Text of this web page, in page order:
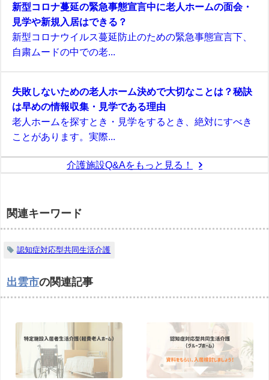
新型コロナ蔓延の緊急事態宣言中に老人ホームの面会・
見学や新規入居はできる？
新型コロナウイルス蔓延防止のための緊急事態宣言下、
自粛ムードの中での老...
失敗しないための老人ホーム決めで大切なことは？秘訣
は早めの情報収集・見学である理由
老人ホームを探すとき・見学をするとき、絶対にすべき
ことがあります。実際...
介護施設Q&Aをもっと見る！
関連キーワード
認知症対応型共同生活介護
出雲市の関連記事